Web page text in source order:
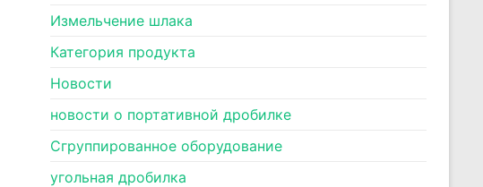
Измельчение шлака
Категория продукта
Новости
новости о портативной дробилке
Сгруппированное оборудование
угольная дробилка